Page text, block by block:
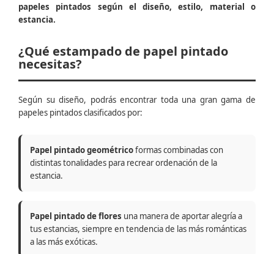
papeles pintados según el diseño, estilo, material o
estancia.
¿Qué estampado de papel pintado
necesitas?
Según su diseño, podrás encontrar toda una gran gama de
papeles pintados clasificados por:
Papel pintado geométricoformas combinadas con
distintas tonalidades para recrear ordenación de la
estancia.
Papel pintado de flores una manera de aportar alegría a
tus estancias, siempre en tendencia de las más románticas
a las más exóticas.